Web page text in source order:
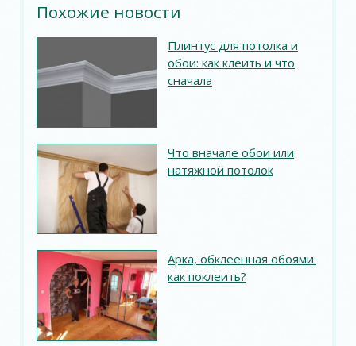
Похожие новости
Плинтус для потолка и
обои: как клеить и что
сначала
Что вначале обои или
натяжной потолок
Арка, обклеенная обоями:
как поклеить?